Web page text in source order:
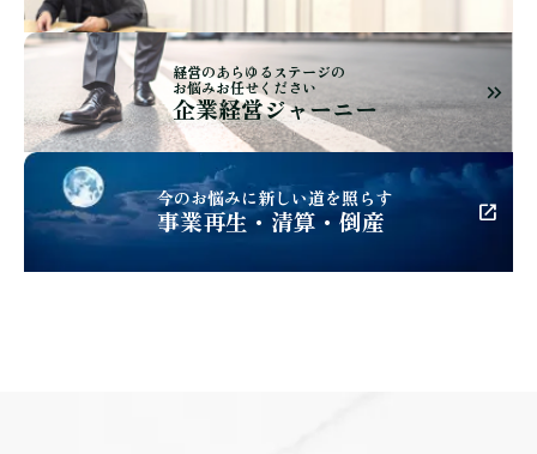
経営のあらゆるステージの
お悩みお任せください
企業経営ジャーニー
今のお悩みに新しい道を照らす
事業再生・清算・倒産